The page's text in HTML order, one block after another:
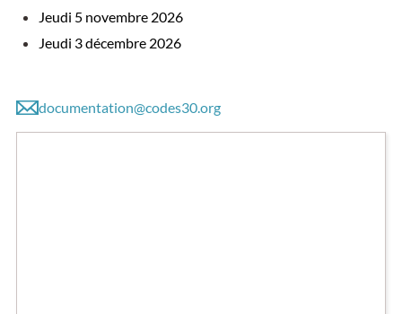
Jeudi 5 novembre 2026
Jeudi 3 décembre 2026
documentation@codes30.org